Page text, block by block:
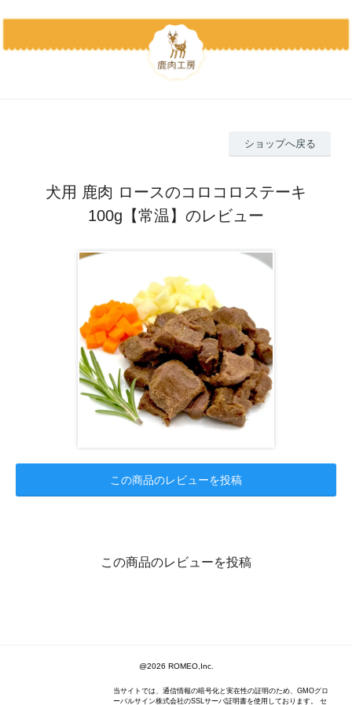
ショップへ戻る
犬用 鹿肉 ロースのコロコロステーキ
100g【常温】のレビュー
この商品のレビューを投稿
この商品のレビューを投稿
@2026 ROMEO,Inc.
当サイトでは、通信情報の暗号化と実在性の証明のため、GMOグロ
ーバルサイン株式会社のSSLサーバ証明書を使用しております。 セ